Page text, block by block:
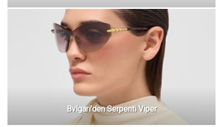
Bvlgari’den Serpenti Viper